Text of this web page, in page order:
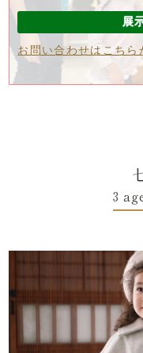
展
お問い合わせはこちら
3